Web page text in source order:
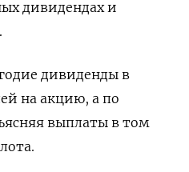
дивидендах ​и
дивиденды в
на ‌акцию, а по
выплаты ​в том